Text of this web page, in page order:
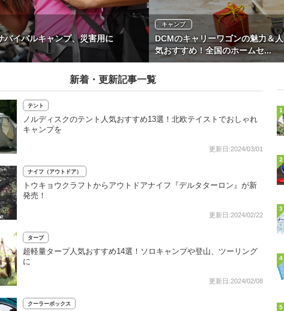
イバルキャンプ、災害用に
キャンプ
DCMのキャリーワゴンの魅力＆人
気おすすめ！全国のホームセ...
新着・更新記事一覧
テント
ノルディスクのテント人気おすすめ13選！北欧テイストでおしゃれ
キャンプを
更新日:2024/03/01
ナイフ（アウトドア）
トウキョウクラフトからアウトドアナイフ『デルタターロン』が新
発売！
更新日:2024/02/22
タープ
超軽量タープ人気おすすめ14選！ソロキャンプや登山、ツーリング
に
更新日:2024/02/08
クーラーボックス
1
2
3
4
5